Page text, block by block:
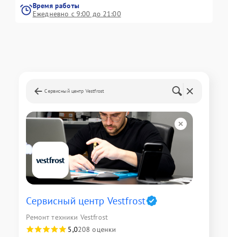
Время работы
Ежедневно с 9:00 до 21:00
Сервисный центр Vestfrost
Сервисный центр Vestfrost
Ремонт техники Vestfrost
5,0208 оценки